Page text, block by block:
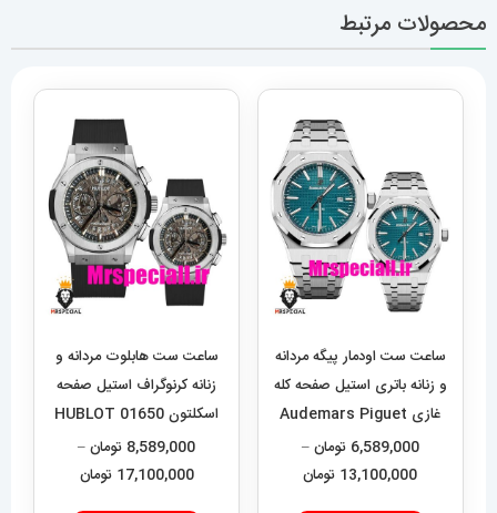
محصولات مرتبط
ساعت ست اودمار پیگه مردانه
و زنانه باتری استیل صفحه کله
غازی Audemars Piguet
Royal 01572
6,589,000 تومان–
13,100,000 تومانمحدوده
ساعت ست هابلوت مردانه و
زنانه کرنوگراف استیل صفحه
اسکلتون 01650 HUBLOT
BIG BANG
8,589,000 تومان–
17,100,000 تومانمحدوده